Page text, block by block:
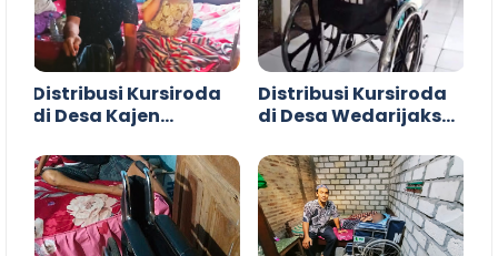
Distribusi Kursiroda
di Desa Kajen
Distribusi Kursiroda
di Desa Wedarijaksa